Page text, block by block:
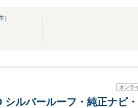
）
オンラ
シルバールーフ・純正ナビ